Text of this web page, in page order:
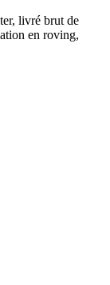
livré brut de
en roving,